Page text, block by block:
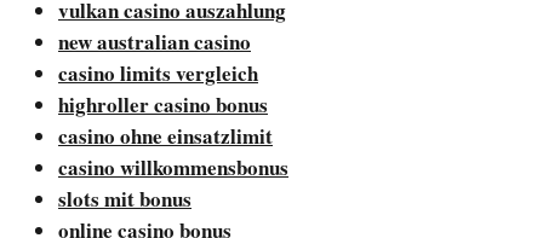
vulkan casino auszahlung
new australian casino
casino limits vergleich
highroller casino bonus
casino ohne einsatzlimit
casino willkommensbonus
slots mit bonus
online casino bonus